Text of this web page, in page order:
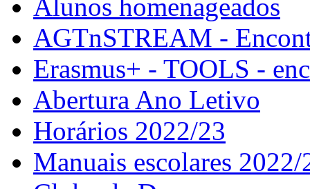
Alunos homenageados
AGTnSTREAM -
Erasmus+ - TOOLS -
Abertura Ano Letivo
Horários 2022/23
Manuais escolares 2022/